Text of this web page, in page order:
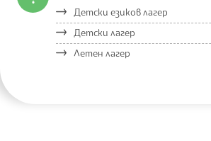
Детски езиков лагер
Детски лагер
Летен лагер